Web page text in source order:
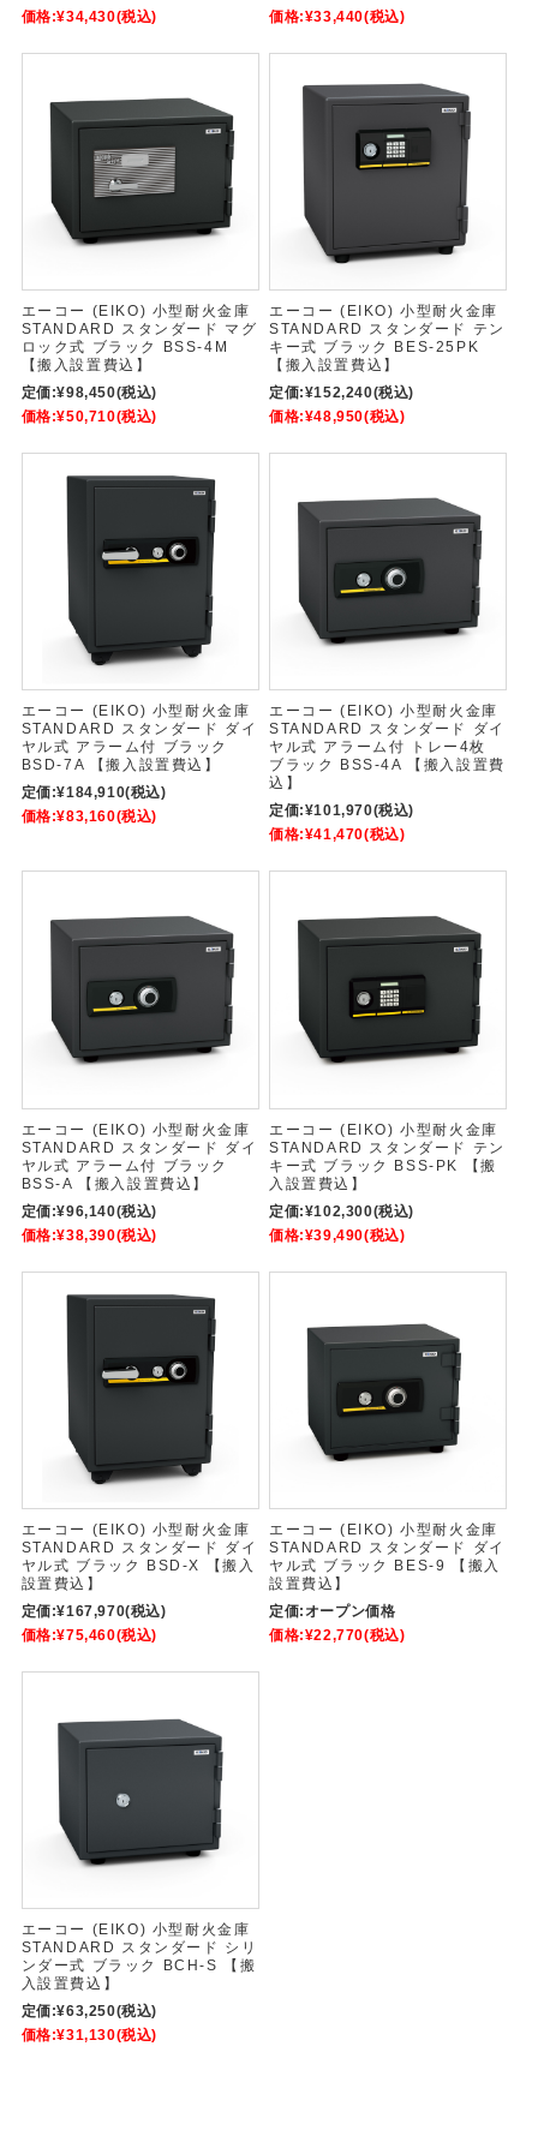
価格:¥34,430(税込)
価格:¥33,440(税込)
エーコー (EIKO) 小型耐火金庫
STANDARD スタンダード マグ
ロック式 ブラック BSS-4M
【搬入設置費込】
定価:¥98,450(税込)
価格:¥50,710(税込)
エーコー (EIKO) 小型耐火金庫
STANDARD スタンダード テン
キー式 ブラック BES-25PK
【搬入設置費込】
定価:¥152,240(税込)
価格:¥48,950(税込)
エーコー (EIKO) 小型耐火金庫
STANDARD スタンダード ダイ
ヤル式 アラーム付 ブラック
BSD-7A 【搬入設置費込】
定価:¥184,910(税込)
価格:¥83,160(税込)
エーコー (EIKO) 小型耐火金庫
STANDARD スタンダード ダイ
ヤル式 アラーム付 トレー4枚
ブラック BSS-4A 【搬入設置費
込】
定価:¥101,970(税込)
価格:¥41,470(税込)
エーコー (EIKO) 小型耐火金庫
STANDARD スタンダード ダイ
ヤル式 アラーム付 ブラック
BSS-A 【搬入設置費込】
定価:¥96,140(税込)
価格:¥38,390(税込)
エーコー (EIKO) 小型耐火金庫
STANDARD スタンダード テン
キー式 ブラック BSS-PK 【搬
入設置費込】
定価:¥102,300(税込)
価格:¥39,490(税込)
エーコー (EIKO) 小型耐火金庫
STANDARD スタンダード ダイ
ヤル式 ブラック BSD-X 【搬入
設置費込】
定価:¥167,970(税込)
価格:¥75,460(税込)
エーコー (EIKO) 小型耐火金庫
STANDARD スタンダード ダイ
ヤル式 ブラック BES-9 【搬入
設置費込】
定価:オープン価格
価格:¥22,770(税込)
エーコー (EIKO) 小型耐火金庫
STANDARD スタンダード シリ
ンダー式 ブラック BCH-S 【搬
入設置費込】
定価:¥63,250(税込)
価格:¥31,130(税込)